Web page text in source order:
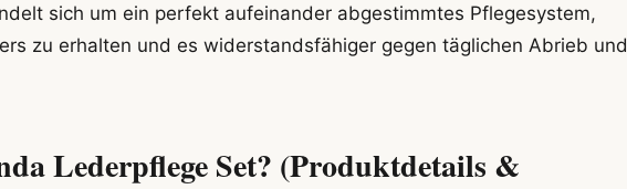
sich um ein perfekt aufeinander abgestimmtes Pflegesystem,
zu erhalten und es widerstandsfähiger gegen täglichen Abrieb und
Lederpflege Set? (Produktdetails &